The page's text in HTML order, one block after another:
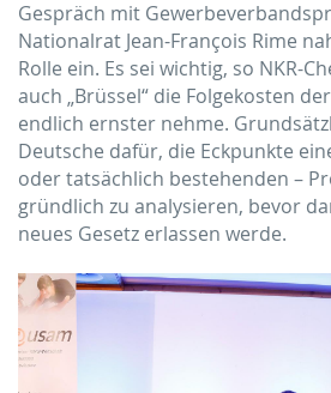
Gespräch mit
Nationalrat Jean-François Rime
Rolle ein. Es sei wichtig, so NKR-
auch „Brüssel“ die Folgekosten
endlich ernster nehme.
Deutsche dafür, die Eckpunkte
oder tatsächlich bestehenden –
gründlich zu analysieren, bevor
neues Gesetz erlassen werde.